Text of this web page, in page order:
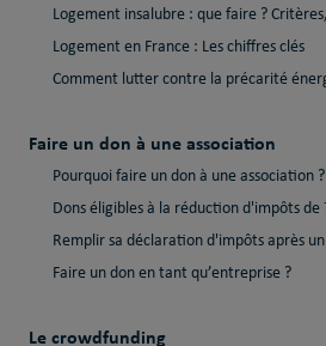
Logement insalubre : que faire ?
Logement en France : Les chiffres clés
Comment lutter contre la précarité
Faire un don à une association
Pourquoi faire un don à une association ?
Dons éligibles à la réduction d'impôts de
Remplir sa déclaration d'impôts après
Faire un don en tant qu’entreprise ?
Le crowdfunding